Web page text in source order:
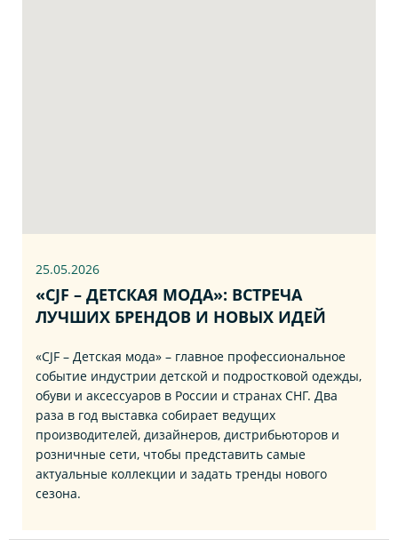
25.05.2026
«CJF – ДЕТСКАЯ МОДА»: ВСТРЕЧА
ЛУЧШИХ БРЕНДОВ И НОВЫХ ИДЕЙ
«CJF – Детская мода» – главное профессиональное
событие индустрии детской и подростковой одежды,
обуви и аксессуаров в России и странах СНГ. Два
раза в год выставка собирает ведущих
производителей, дизайнеров, дистрибьюторов и
розничные сети, чтобы представить самые
актуальные коллекции и задать тренды нового
сезона.